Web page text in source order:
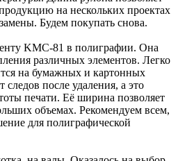
на нескольких проектах
Будем покупать снова.
KMC-81 в полиграфии. Она
различных элементов. Легко
на бумажных и картонных
следов после удаления, а это
печати. Её ширина позволяет
объемах. Рекомендуем всем,
для полиграфической